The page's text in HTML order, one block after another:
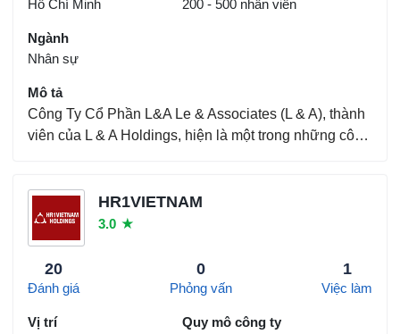
Hồ Chí Minh
200 - 500 nhân viên
Ngành
Nhân sự
Mô tả
Công Ty Cổ Phần L&A Le & Associates (L & A), thành
viên của L & A Holdings, hiện là một trong những công
phát triển cao nhờ sự tín nhiệm của khách h...
HR1VIETNAM
3.0 ★
20
Đánh giá
0
Phỏng vấn
1
Việc làm
Vị trí
Quy mô công ty